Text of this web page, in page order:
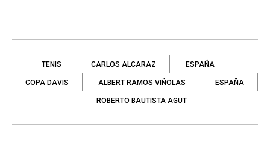
TENIS CARLOS ALCARAZ ESPAÑA
COPA DAVIS ALBERT RAMOS VIÑOLAS ESPAÑA
ROBERTO BAUTISTA AGUT